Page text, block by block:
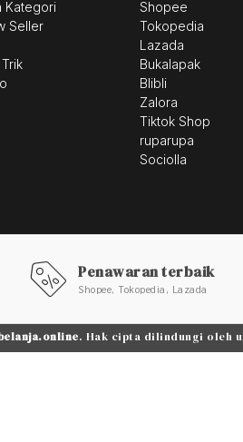
Kategori
Seller
Shopee
Tokopedia
Lazada
Bukalapak
Blibli
Zalora
Tiktok Shop
ruparupa
Sociolla
Penawaran terbaik
Shopee, Tokopedia, Lazada
. Hak cipta dilindungi oleh